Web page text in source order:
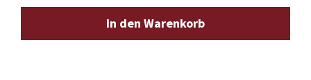
In den Warenkorb